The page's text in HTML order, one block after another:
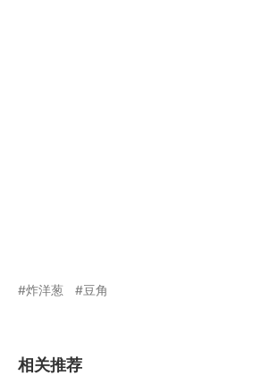
炸洋葱 豆角
相关推荐